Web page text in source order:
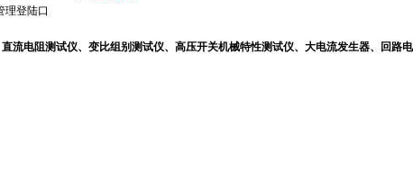
理登陆口
流电阻测试仪、变比组别测试仪、高压开关机械特性测试仪、大电流发生器、回路电